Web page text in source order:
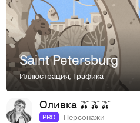
Saint Petersburg
Иллюстрация, Графика
Оливка 🫒🫒🫒
PRO Персонажи